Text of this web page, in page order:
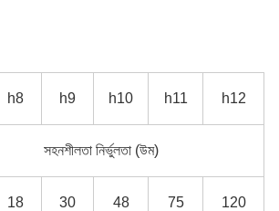
h8 h9 h10 h11 h12
সহনশীলতা নির্ভুলতা (উম)
18 30 48 75 120